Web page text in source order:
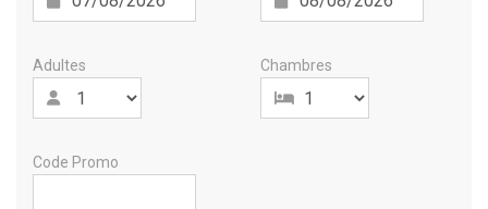
Adultes Chambres
Code Promo